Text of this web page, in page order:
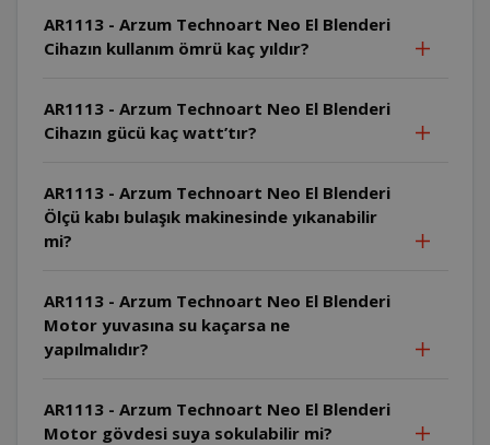
AR1113 - Arzum Technoart Neo El Blenderi
Cihazın kullanım ömrü kaç yıldır?
AR1113 - Arzum Technoart Neo El Blenderi
Cihazın gücü kaç watt’tır?
AR1113 - Arzum Technoart Neo El Blenderi
Ölçü kabı bulaşık makinesinde yıkanabilir
mi?
AR1113 - Arzum Technoart Neo El Blenderi
Motor yuvasına su kaçarsa ne
yapılmalıdır?
AR1113 - Arzum Technoart Neo El Blenderi
Motor gövdesi suya sokulabilir mi?